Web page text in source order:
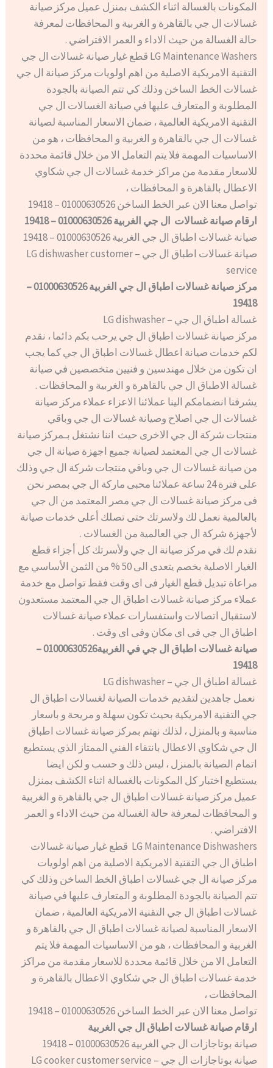
المكونات بالغسالة اثناء الكشف بمنزل عميل مركز صيانة
غسالات ال جي بالقاهرة و الغربية و المحافظات لمعرفة
حالة الغسالة من حيث الاداء و العمر الافتراضي .
LG Maintenance Washers قطع غيار صيانة غسالات ال جي
التقنية الامريكية الاصلية من اهم اولويات مركز صيانة ال جي
غسالات الخط الساخن وذلك كي تتم الصيانة بالجودة
المطلوبة و المتعارف عليها في صيانة الغسالات ال جي
التقنية الامريكية العالمية ، ضمان الاسعار المناسبة لصيانة
غسالات ال جي بالقاهرة و الغربية و المحافظات ، هو من
الاساسيات المهمة فلا يتم التعامل الا من خلال قائمة محددة
للاسعار مقدمة من مراكز خدمة غسالات ال جي شكاوي
الاعطال بالقاهرة و المحافظات ،
تواصل معنا الان عبر الخط الساخن 01000630526 – 19418
ارقام صيانة غسالات ال جي الغربية 01000630526 – 19418
صيانة غسالات اطباق ال جي الغربية 01000630526 – 19418
صيانة غسالات اطباق ال جي – LG dishwasher customer
service
مركز صيانة غسالات اطباق ال جي الغربية 01000630526 –
19418
غسالة اطباق ال جي – LG dishwasher
مركز صيانة غسالات اطباق ال جي يرحب بكم دائما ، نقدم
لكم خدمات صيانة اعطال غسالات اطباق ال جي كما يجب
ان تكون من خلال مهندسين و فنيين متخصصين في صيانة
غسالة الاطباق ال جي بالقاهرة و الغربية و المحافظات .
يشرفنا انضمامكم الينا عملائنا الاعزاء عملاء مركز صيانة
غسالات ال جي اصلاح وصيانة غسالات ال جي وباقي
منتجات شركة ال جي الاخرى حيث اننا نشتغل بـمركز صيانة
غسالات ال جي المعتمد لصيانة جميع اجهزة صيانة ال جي
من صيانة غسالات ال جي وباقي منتجات شركة ال جي وذلك
على فترة 24 ساعة عملائنا محبى ماركة ال جي بمصر نحن
فى مركز صيانة غسالات ال جي مصر المعتمد من ال جي
بالعالمية نعمل لك ولاسرتك حتى تصلك أعلى خدمات صيانة
لأجهزة شركة ال جي العالمية من الغسالات .
نقدم لك في مركز صيانة ال جي ولأسرتك كل أجزاء قطع
الغيار الاصلية بخصم يتعدى الى 50 % من الثمن الأساسي مع
مراعاة تبديل قطع الغيار فى اى وقت فقط تواصل مع خدمة
عملاء مركز صيانة غسالات اطباق ال جي المعتمد مستعدون
لاستقبال اتصالات واستفسارات عملاء صيانة غسالات
اطباق ال جي فى اى مكان وفى اى وقت .
صيانة غسالات اطباق ال جي في الغربية01000630526 –
19418
غسالة اطباق ال جي – LG dishwasher
نعمل جاهدين لتقديم خدمات الصيانة لغسالات اطباق ال
جي التقنية الامريكية بحيث تكون سهلة و مريحة و باسعار
مناسبة و بالمنزل ، لذلك نهتم بمركز صيانة غسالات اطباق
ال جي شكاوي الاعطال بانتقاء الفني الممتاز الذي يستطيع
اتمام الصيانة بالمنزل ، ليس ذلك و حسب و لكن ايضا
يستطيع اختبار كل المكونات بالغسالة اثناء الكشف بمنزل
عميل مركز صيانة غسالات اطباق ال جي بالقاهرة و الغربية
و المحافظات لمعرفة حالة الغسالة من حيث الاداء و العمر
الافتراضي .
LG Maintenance Dishwashers قطع غيار صيانة غسالات
اطباق ال جي التقنية الامريكية الاصلية من اهم اولويات
مركز صيانة ال جي غسالات اطباق الخط الساخن وذلك كي
تتم الصيانة بالجودة المطلوبة و المتعارف عليها في صيانة
غسالات اطباق ال جي التقنية الامريكية العالمية ، ضمان
الاسعار المناسبة لصيانة غسالات اطباق ال جي بالقاهرة و
الغربية و المحافظات ، هو من الاساسيات المهمة فلا يتم
التعامل الا من خلال قائمة محددة للاسعار مقدمة من مراكز
خدمة غسالات اطباق ال جي شكاوي الاعطال بالقاهرة و
المحافظات ،
تواصل معنا الان عبر الخط الساخن 01000630526 – 19418
ارقام صيانة غسالات اطباق ال جي الغربية
صيانة بوتاجازات ال جي الغربية 01000630526 – 19418
صيانة بوتاجازات ال جي – LG cooker customer service